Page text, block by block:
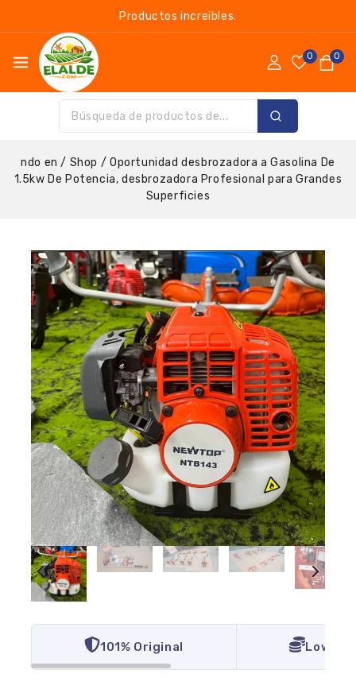
Productos increibles.
0 0
ndo en / Shop / Oportunidad desbrozadora a Gasolina De
1.5kw De Potencia, desbrozadora Profesional para Grandes
Superficies
101% Original Lowest